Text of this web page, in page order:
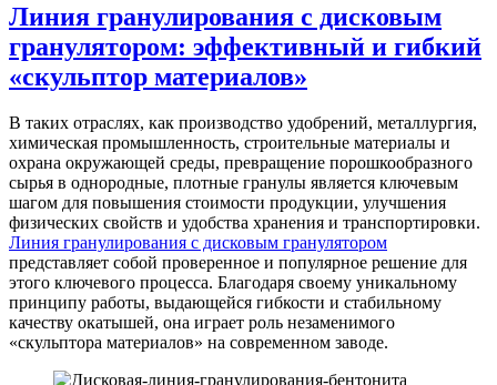
Линия гранулирования с дисковым
гранулятором: эффективный и гибкий
«скульптор материалов»
В таких отраслях, как производство удобрений, металлургия,
химическая промышленность, строительные материалы и
охрана окружающей среды, превращение порошкообразного
сырья в однородные, плотные гранулы является ключевым
шагом для повышения стоимости продукции, улучшения
физических свойств и удобства хранения и транспортировки.
Линия гранулирования с дисковым гранулятором
представляет собой проверенное и популярное решение для
этого ключевого процесса. Благодаря своему уникальному
принципу работы, выдающейся гибкости и стабильному
качеству окатышей, она играет роль незаменимого
«скульптора материалов» на современном заводе.